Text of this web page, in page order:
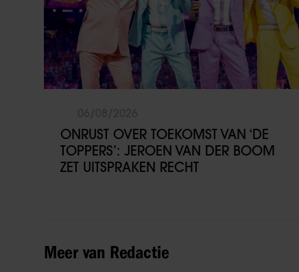
ONRUST OVER TOEKOMST VAN ‘DE
TOPPERS’: JEROEN VAN DER BOOM
ZET UITSPRAKEN RECHT
Meer van Redactie